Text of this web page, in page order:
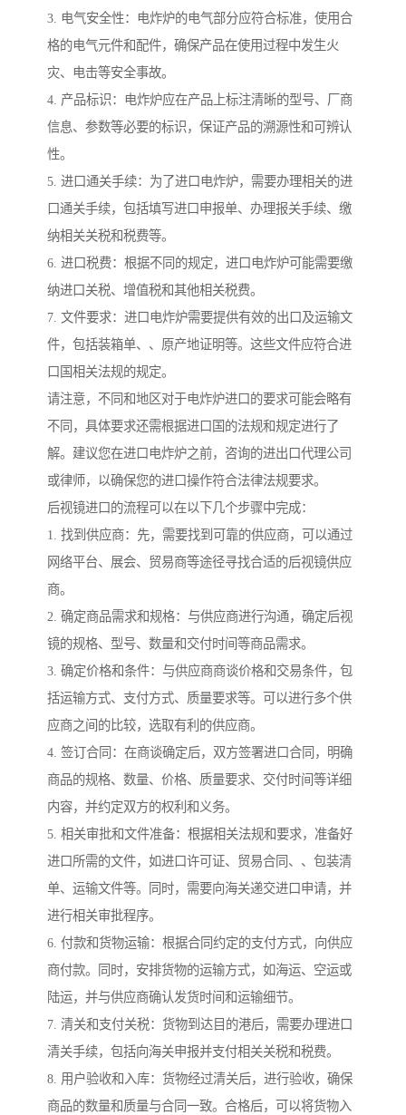
3. 电气安全性：电炸炉的电气部分应符合标准，使用合
格的电气元件和配件，确保产品在使用过程中发生火
灾、电击等安全事故。
4. 产品标识：电炸炉应在产品上标注清晰的型号、厂商
信息、参数等必要的标识，保证产品的溯源性和可辨认
性。
5. 进口通关手续：为了进口电炸炉，需要办理相关的进
口通关手续，包括填写进口申报单、办理报关手续、缴
纳相关关税和税费等。
6. 进口税费：根据不同的规定，进口电炸炉可能需要缴
纳进口关税、增值税和其他相关税费。
7. 文件要求：进口电炸炉需要提供有效的出口及运输文
件，包括装箱单、、原产地证明等。这些文件应符合进
口国相关法规的规定。
请注意，不同和地区对于电炸炉进口的要求可能会略有
不同，具体要求还需根据进口国的法规和规定进行了
解。建议您在进口电炸炉之前，咨询的进出口代理公司
或律师，以确保您的进口操作符合法律法规要求。
后视镜进口的流程可以在以下几个步骤中完成：
1. 找到供应商：先，需要找到可靠的供应商，可以通过
网络平台、展会、贸易商等途径寻找合适的后视镜供应
商。
2. 确定商品需求和规格：与供应商进行沟通，确定后视
镜的规格、型号、数量和交付时间等商品需求。
3. 确定价格和条件：与供应商商谈价格和交易条件，包
括运输方式、支付方式、质量要求等。可以进行多个供
应商之间的比较，选取有利的供应商。
4. 签订合同：在商谈确定后，双方签署进口合同，明确
商品的规格、数量、价格、质量要求、交付时间等详细
内容，并约定双方的权利和义务。
5. 相关审批和文件准备：根据相关法规和要求，准备好
进口所需的文件，如进口许可证、贸易合同、、包装清
单、运输文件等。同时，需要向海关递交进口申请，并
进行相关审批程序。
6. 付款和货物运输：根据合同约定的支付方式，向供应
商付款。同时，安排货物的运输方式，如海运、空运或
陆运，并与供应商确认发货时间和运输细节。
7. 清关和支付关税：货物到达目的港后，需要办理进口
清关手续，包括向海关申报并支付相关关税和税费。
8. 用户验收和入库：货物经过清关后，进行验收，确保
商品的数量和质量与合同一致。合格后，可以将货物入